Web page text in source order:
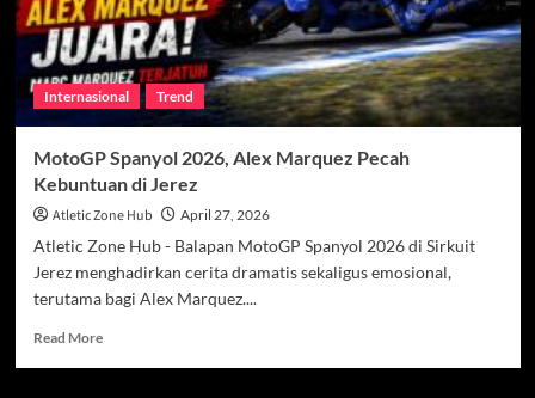
Internasional Trend
MotoGP Spanyol 2026, Alex Marquez Pecah
Kebuntuan di Jerez
Atletic Zone Hub April 27, 2026
Atletic Zone Hub - Balapan MotoGP Spanyol 2026 di Sirkuit
Jerez menghadirkan cerita dramatis sekaligus emosional,
terutama bagi Alex Marquez....
Read MoreRead